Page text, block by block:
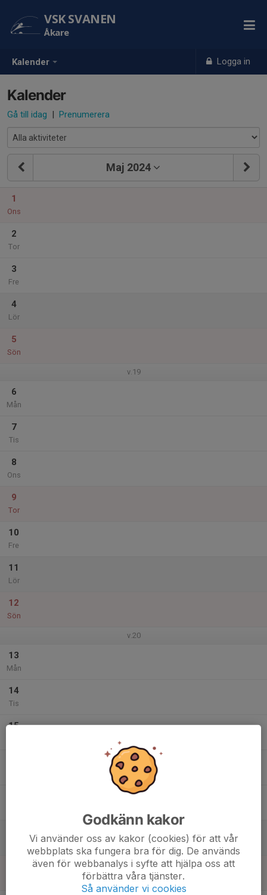
Kalender Logga in
VSK SVANEN
Åkare
Kalender
Gå till idag | Prenumerera
Maj 2024
1
Ons
2
Tor
3
Fre
4
Lör
5
Sön
v.19
6
Mån
7
Tis
8
Ons
9
Tor
10
Fre
11
Lör
12
Sön
v.20
13
Mån
14
Tis
15
Godkänn kakor
Vi använder oss av kakor (cookies) för att vår
webbplats ska fungera bra för dig. De används
även för webbanalys i syfte att hjälpa oss att
förbättra våra tjänster.
Så använder vi cookies